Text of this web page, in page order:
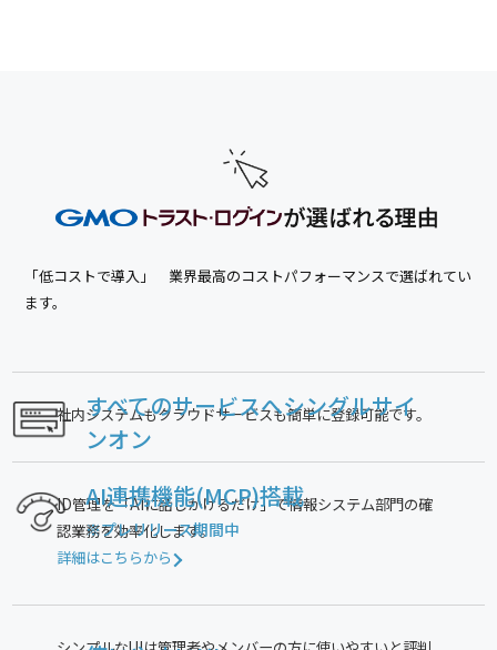
「低コストで導入」 業界最高のコストパフォーマンスで選ばれてい
ます。
すべてのサービスへシングルサイ
ンオン
社内システムもクラウドサービスも簡単に登録可能です。
AI連携機能(MCP)搭載
※プレリリース期間中
ID管理を「AIに話しかけるだけ」で情報システム部門の確
認業務を効率化します。
詳細はこちらから